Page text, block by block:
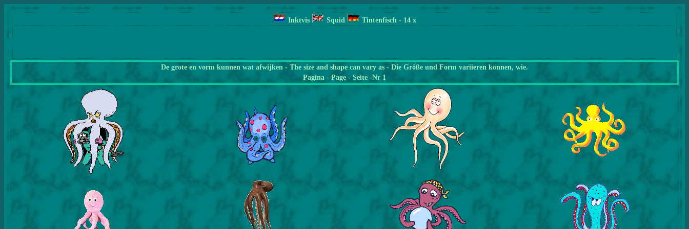
Inktvis Squid Tintenfisch - 14 x
De grote en vorm kunnen wat afwijken - The size and shape can vary as - Die Größe und Form variieren können, wie.
Pagina - Page - Seite -Nr 1